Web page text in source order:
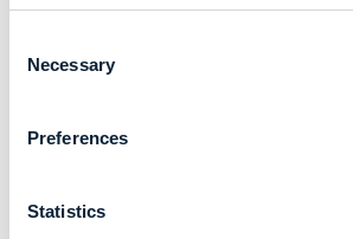
Selection
Necessary
Preferences
Statistics